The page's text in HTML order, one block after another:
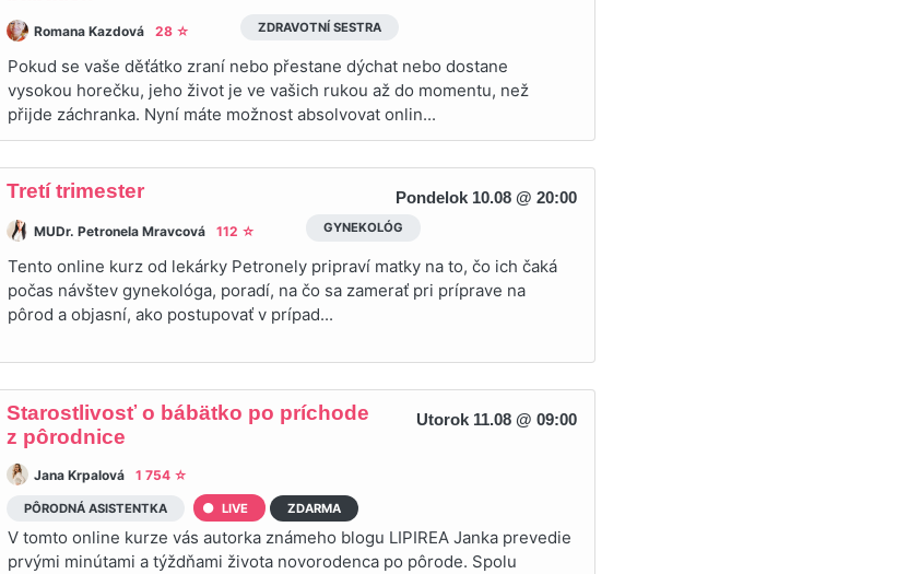
Romana Kazdová 28 ☆ ZDRAVOTNÍ SESTRA
Pokud se vaše děťátko zraní nebo přestane dýchat nebo dostane
vysokou horečku, jeho život je ve vašich rukou až do momentu, než
přijde záchranka. Nyní máte možnost absolvovat onlin...
Tretí trimester Pondelok 10.08 @ 20:00
MUDr. Petronela Mravcová 112 ☆ GYNEKOLÓG
Tento online kurz od lekárky Petronely pripraví matky na to, čo ich čaká
počas návštev gynekológa, poradí, na čo sa zamerať pri príprave na
pôrod a objasní, ako postupovať v prípad...
Starostlivosť o bábätko po príchode
z pôrodnice
Utorok 11.08 @ 09:00
Jana Krpalová 1 754 ☆
PÔRODNÁ ASISTENTKA LIVE ZDARMA
V tomto online kurze vás autorka známeho blogu LIPIREA Janka prevedie
prvými minútami a týždňami života novorodenca po pôrode. Spolu